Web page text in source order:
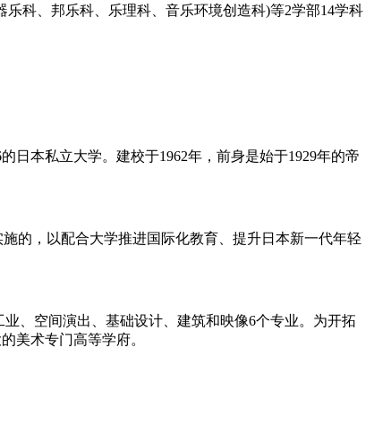
科、邦乐科、乐理科、音乐环境创造科)等2学部14学科
日本私立大学。建校于1962年，前身是始于1929年的帝
的，以配合大学推进国际化教育、提升日本新一代年轻
、空间演出、基础设计、建筑和映像6个专业。为开拓
美术专门高等学府。